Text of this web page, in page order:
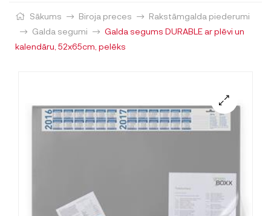
Sākums Biroja preces
Rakstāmgalda piederumi
Galda segumi
Galda segums DURABLE ar plēvi un
kalendāru, 52x65cm, pelēks